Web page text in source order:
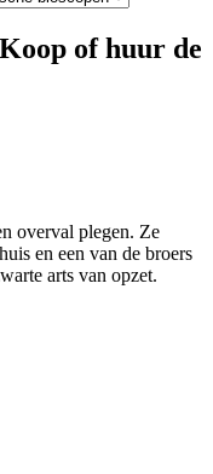
of huur de
overval plegen. Ze
en een van de broers
arts van opzet.